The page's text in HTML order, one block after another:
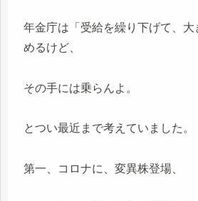
年金庁は「受給を繰り下げて、大
めるけど、
その手には乗らんよ。
とつい最近まで考えていました。
第一、コロナに、変異株登場、